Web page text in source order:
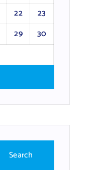
22
23
29
30